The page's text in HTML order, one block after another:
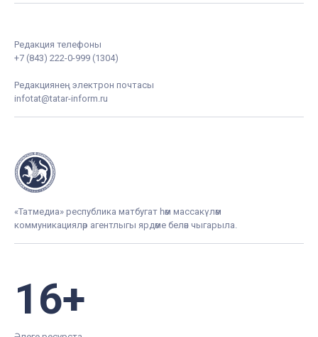
Редакция телефоны
+7 (843) 222-0-999 (1304)
Редакциянең электрон почтасы
infotat@tatar-inform.ru
«Татмедиа» республика матбугат һәм массакүләм
коммуникацияләр агентлыгы ярдәме белән чыгарыла.
16+